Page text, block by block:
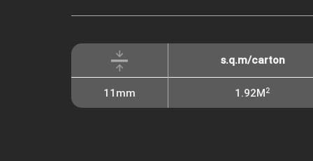
s.q.m/carton
1.92M2
11mm